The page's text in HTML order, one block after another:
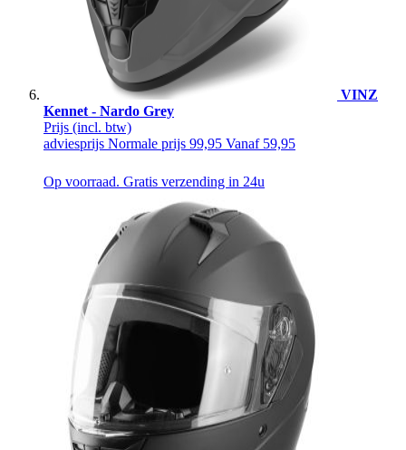
VINZ
Kennet - Nardo Grey
Prijs (incl. btw)
adviesprijs Normale prijs 99,95 Vanaf 59,95
Op voorraad. Gratis verzending in 24u